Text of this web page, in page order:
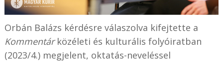
Orbán Balázs kérdésre válaszolva kifejtette a
Kommentárközéleti és kulturális folyóiratban
(2023/4.) megjelent, oktatás-neveléssel